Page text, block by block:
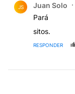
JS Juan Solo
Pará
sitos.
RESPONDER